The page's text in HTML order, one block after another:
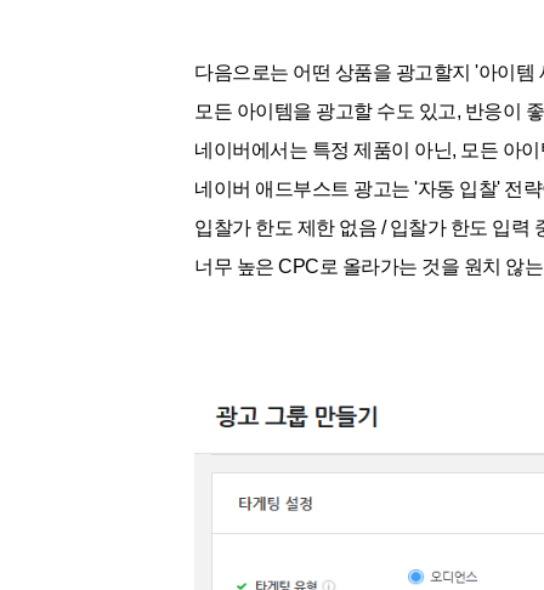
다음으로는 어떤 상품을 광고할지 '아이템
모든 아이템을 광고할 수도 있고, 반응이
네이버에서는 특정 제품이 아닌, 모든 아
네이버 애드부스트 광고는 '자동 입찰' 전
입찰가 한도 제한 없음 / 입찰가 한도 입력
너무 높은 CPC로 올라가는 것을 원치 않